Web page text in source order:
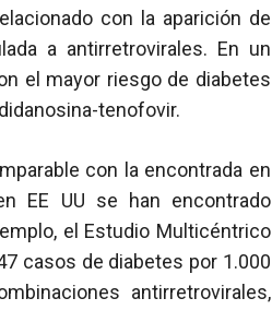
con la aparición de
a antirretrovirales. En un
el mayor riesgo de diabetes
tenofovir.
con la encontrada en
EE UU se han encontrado
el Estudio Multicéntrico
casos de diabetes por 1.000
antirretrovirales,